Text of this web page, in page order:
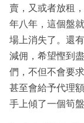
賣，又或者放租
年八年，這個盤
場上消失了。還
減佣，希望慳到
們，不但不會要求
甚至會給予代理
手上傾了一個筍